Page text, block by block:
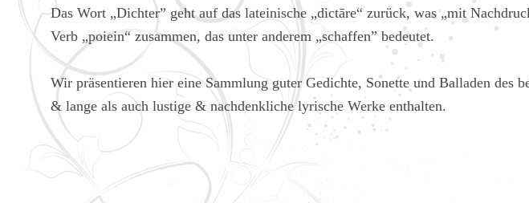
Das Wort „Dichter” geht auf das lateinische „dictāre“ zurück, was „mit
Verb „poiein“ zusammen, das unter anderem „schaffen” bedeutet.
Wir präsentieren hier eine Sammlung guter Gedichte, Sonette und Balladen
& lange als auch lustige & nachdenkliche lyrische Werke enthalten.